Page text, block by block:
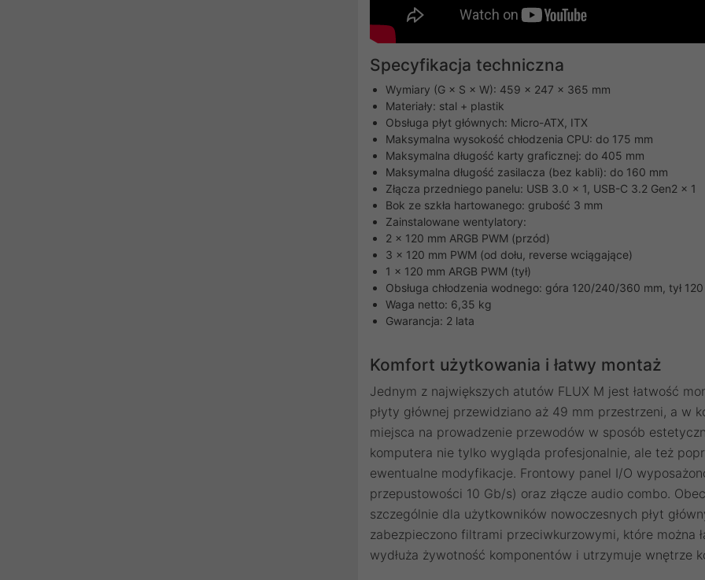
Specyfikacja techniczna
Wymiary (G × S × W): 459 × 247 × 365 mm
Materiały: stal + plastik
Obsługa płyt głównych: Micro-ATX, ITX
Maksymalna wysokość chłodzenia CPU: do 175 mm
Maksymalna długość karty graficznej: do 405 mm
Maksymalna długość zasilacza (bez kabli): do 160 mm
Złącza przedniego panelu: USB 3.0 × 1, USB-C 3.2 Gen2 × 1
Bok ze szkła hartowanego: grubość 3 mm
Zainstalowane wentylatory:
2 × 120 mm ARGB PWM (przód)
3 × 120 mm PWM (od dołu, reverse wciągające)
1 × 120 mm ARGB PWM (tył)
Obsługa chłodzenia wodnego: góra 120/240/360 mm, tył
Waga netto: 6,35 kg
Gwarancja: 2 lata
Komfort użytkowania i łatwy montaż
Jednym z największych atutów FLUX M jest łatwość
płyty głównej przewidziano aż 49 mm przestrzeni, a w
miejsca na prowadzenie przewodów w sposób
komputera nie tylko wygląda profesjonalnie, ale też
ewentualne modyfikacje. Frontowy panel I/O
przepustowości 10 Gb/s) oraz złącze audio combo.
szczególnie dla użytkowników nowoczesnych płyt
zabezpieczono filtrami przeciwkurzowymi, które można
wydłuża żywotność komponentów i utrzymuje wnętrze